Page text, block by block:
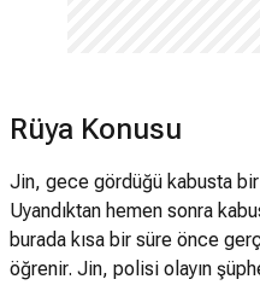
Rüya Konusu
Jin, gece gördüğü kabusta bir
Uyandıktan hemen sonra
burada kısa bir süre önce
öğrenir. Jin, polisi olayın